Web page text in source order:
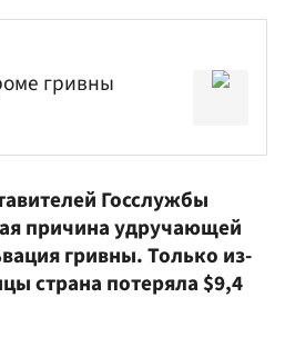
гривны
Госслужбы
причина удручающей
гривны. Только из-
страна потеряла $9,4